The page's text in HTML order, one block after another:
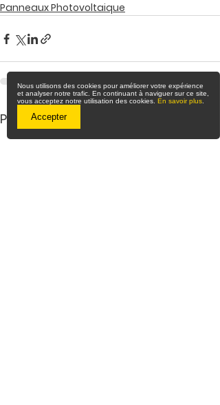
Nous utilisons des cookies pour améliorer votre expérience
et analyser notre trafic. En continuant à naviguer sur ce site,
vous acceptez notre utilisation des cookies. En savoir plus
Accepter
Panneaux Photovoltaique
Posts récents